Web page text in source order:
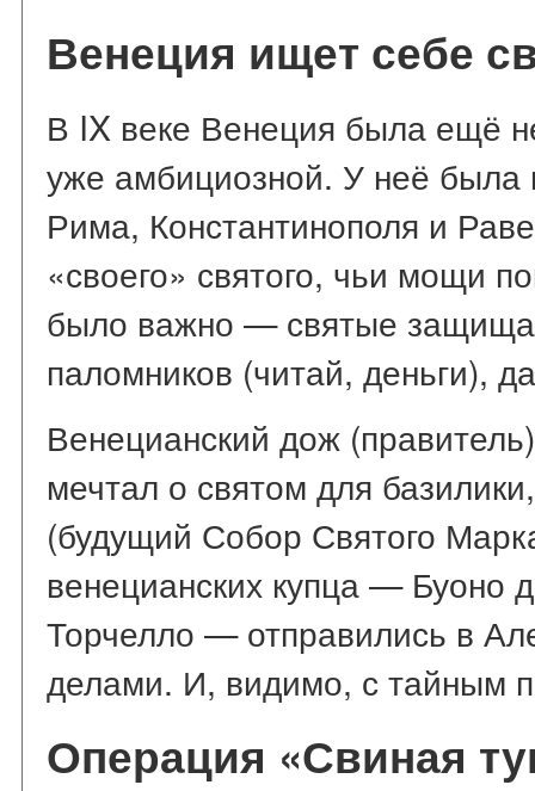
Венеция ищет себе
В IX веке Венеция была ещё
уже амбициозной. У неё была
Рима, Константинополя и
«своего» святого, чьи мощи
было важно — святые
паломников (читай, деньги),
Венецианский дож
мечтал о святом для
(будущий Собор Святого
венецианских купца — Буоно
Торчелло — отправились в
делами. И, видимо, с тайным
Операция «Свиная